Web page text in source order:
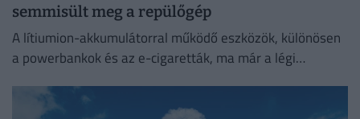
semmisült meg a repülőgép
A lítiumion-akkumulátorral működő eszközök, különösen
a powerbankok és az e-cigaretták, ma már a légi
jelentik.